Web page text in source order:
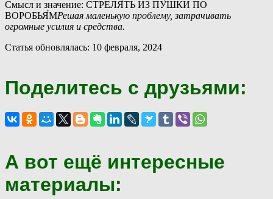
Смысл и значение: СТРЕЛЯ́ТЬ ИЗ ПУ́ШКИ ПО
ВОРОБЬЯ́МРешая маленькую проблему, затрачивать
огромные усилия и средства.
Статья обновлялась: 10 февраля, 2024
Поделитесь с друзьями:
А вот ещё интересные
материалы: